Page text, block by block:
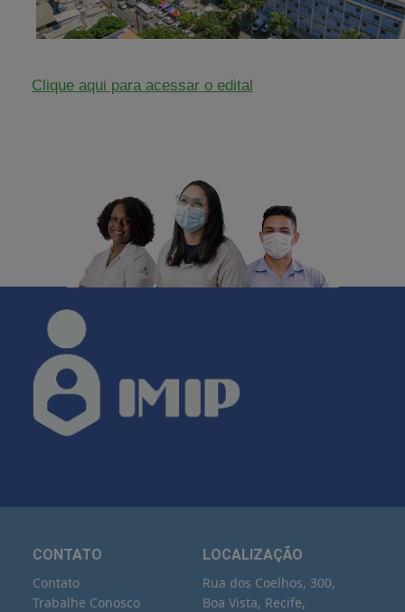
Clique aqui para acessar o edital
CONTATO
Contato
Trabalhe Conosco
LOCALIZAÇÃO
Rua dos Coelhos, 300,
Boa Vista, Recife,